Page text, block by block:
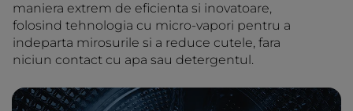
maniera extrem de eficienta si inovatoare,
folosind tehnologia cu micro-vapori pentru a
indeparta mirosurile si a reduce cutele, fara
niciun contact cu apa sau detergentul.